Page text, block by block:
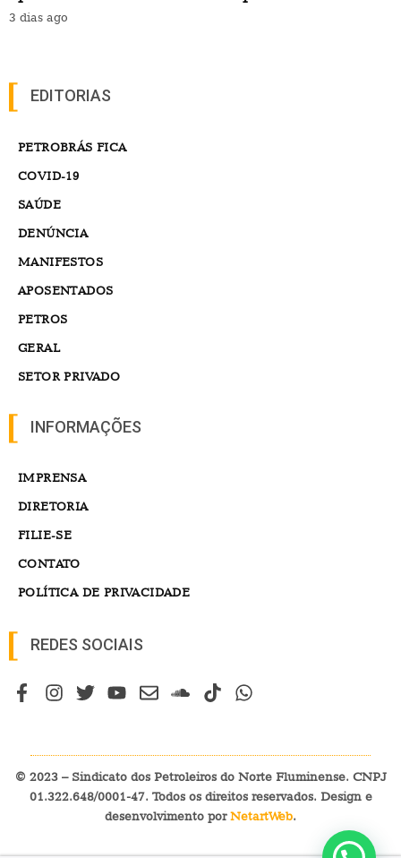
3 dias ago
EDITORIAS
PETROBRÁS FICA
COVID-19
SAÚDE
DENÚNCIA
MANIFESTOS
APOSENTADOS
PETROS
GERAL
SETOR PRIVADO
INFORMAÇÕES
IMPRENSA
DIRETORIA
FILIE-SE
CONTATO
POLÍTICA DE PRIVACIDADE
REDES SOCIAIS
© 2023 – Sindicato dos Petroleiros do Norte Fluminense. CNPJ
01.322.648/0001-47. Todos os direitos reservados. Design e
desenvolvimento porNetartWeb.